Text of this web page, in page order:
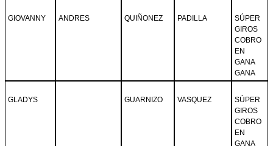
GIOVANNY ANDRES QUIÑONEZ PADILLA
SÚPER
GIROS
COBRO
EN
GANA
GANA
GLADYS GUARNIZO VASQUEZ
SÚPER
GIROS
COBRO
EN
GANA